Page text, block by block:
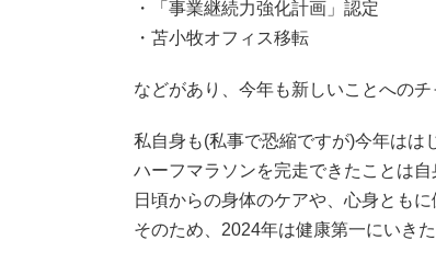
・「事業継続力強化計画」認定
・苫小牧オフィス移転
などがあり、今年も新しいことへの
私自身も(私事で恐縮ですが)今年はは
ハーフマラソンを完走できたことは
日頃からの身体のケアや、心身とも
そのため、2024年は健康第一にいきた